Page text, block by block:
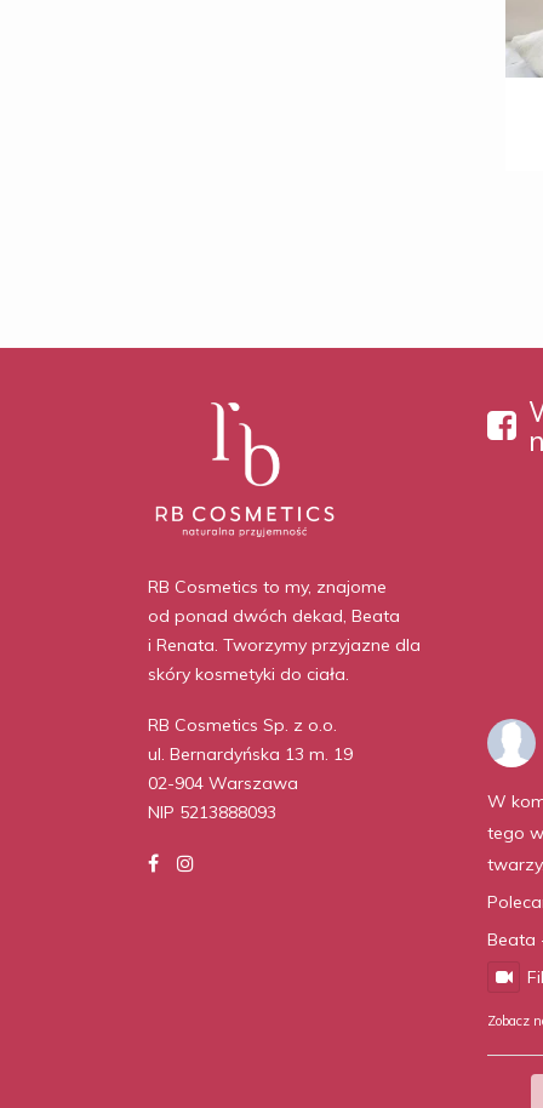
RB Cosmetics to my, znajome
od ponad dwóch dekad, Beata
i Renata. Tworzymy przyjazne dla
skóry kosmetyki do ciała.
RB Cosmetics Sp. z o.o.
ul. Bernardyńska 13 m. 19
02-904 Warszawa
NIP 5213888093
W
tego
Beata
Zobacz